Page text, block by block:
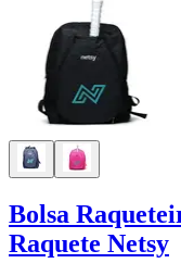
Bolsa
Raquete Netsy